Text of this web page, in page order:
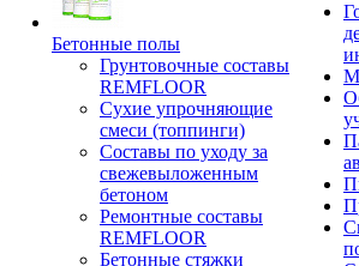
Бетонные полы
Грунтовочные составы
REMFLOOR
Сухие упрочняющие
смеси (топпинги)
Составы по уходу за
свежевыложенным
бетоном
Ремонтные составы
REMFLOOR
Бетонные стяжки